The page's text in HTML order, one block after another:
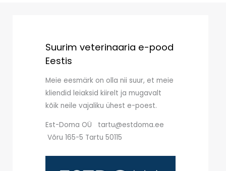
Suurim veterinaaria e-pood
Eestis
Meie eesmärk on olla nii suur, et meie
kliendid leiaksid kiirelt ja mugavalt
kõik neile vajaliku ühest e-poest.
Est-Doma OÜ tartu@estdoma.ee
Võru 165-5 Tartu 50115